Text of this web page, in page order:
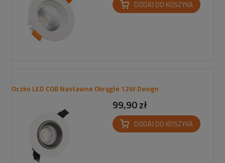
DODAJ DO KOSZYKA
Oczko LED COB Nastawne Okrągłe 12W Design
99,90 zł
DODAJ DO KOSZYKA